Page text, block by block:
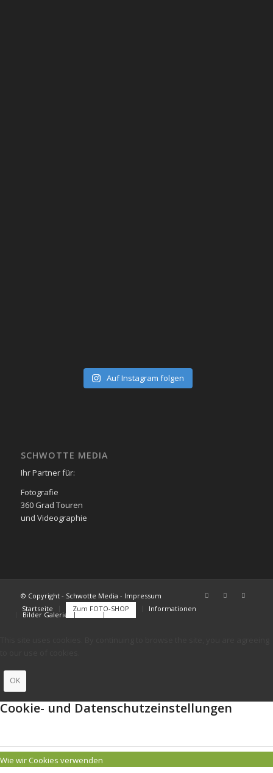
Auf Instagram folgen
SCHWOTTE MEDIA
Ihr Partner für:
Fotografie
360 Grad Touren
und Videographie
© Copyright - Schwotte Media - Impressum
Startseite
Zum FOTO-SHOP Informationen
Bilder Galerie
OK
Cookie- und Datenschutzeinstellungen
Wie wir Cookies verwenden